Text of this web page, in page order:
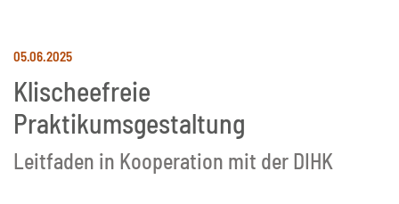
05.06.2025
Klischeefreie
Praktikumsgestaltung
Leitfaden in Kooperation mit der DIHK